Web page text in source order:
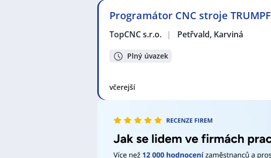
Programátor CNC stroje TRUMPF
TopCNC s.r.o. | Petřvald, Karviná
Plný úvazek
včerejší